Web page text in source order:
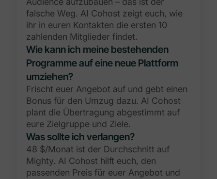
falsche Weg. AI Cohost zeigt euch, wie
ihr in euren Kontakten die ersten 10
zahlenden Mitglieder findet.
Wie kann ich meine bestehenden
Programme auf eine neue Plattform
umziehen?
Frischt euer Angebot auf und gebt einen
Bonus für den Umzug dazu. AI Cohost
plant die Übertragung abgestimmt auf
eure Zielgruppe und Ziele.
Was sollte ich verlangen?
48 $/Monat ist der Durchschnitt auf
Mighty. AI Cohost hilft euch, den
passenden Preis für euer Angebot und